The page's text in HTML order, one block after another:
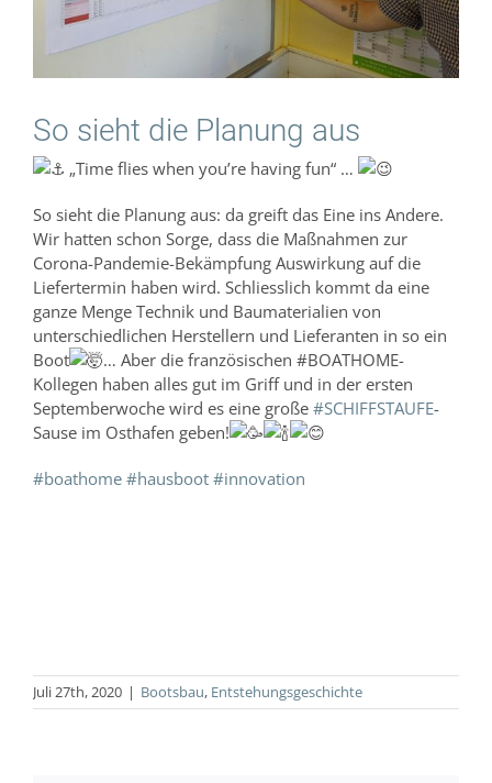
So sieht die Planung aus
„Time flies when you’re having fun“ …
So sieht die Planung aus: da greift das Eine ins Andere.
Wir hatten schon Sorge, dass die Maßnahmen zur
Corona-Pandemie-Bekämpfung Auswirkung auf die
Liefertermin haben wird. Schliesslich kommt da eine
ganze Menge Technik und Baumaterialien von
unterschiedlichen Herstellern und Lieferanten in so ein
Boot
… Aber die französischen #BOATHOME-
Kollegen haben alles gut im Griff und in der ersten
Septemberwoche wird es eine große #SCHIFFSTAUFE-
Sause im Osthafen geben!
#boathome #hausboot #innovation
Juli 27th, 2020 | Bootsbau, Entstehungsgeschichte